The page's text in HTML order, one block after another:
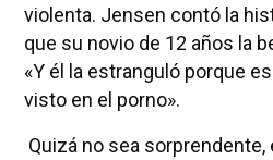
violenta. Jensen contó la
que su novio de 12 años la
«Y él la estranguló porque
visto en el porno».
Quizá no sea